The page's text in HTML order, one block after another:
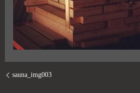
sauna_img003